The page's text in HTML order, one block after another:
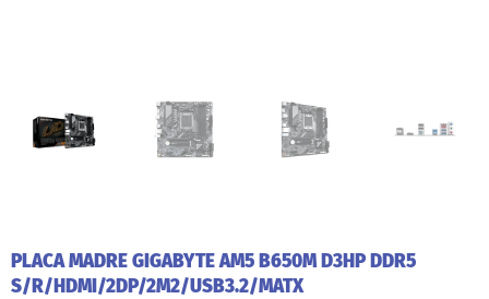
PLACA MADRE GIGABYTE AM5 B650M D3HP DDR5
S/R/HDMI/2DP/2M2/USB3.2/MATX